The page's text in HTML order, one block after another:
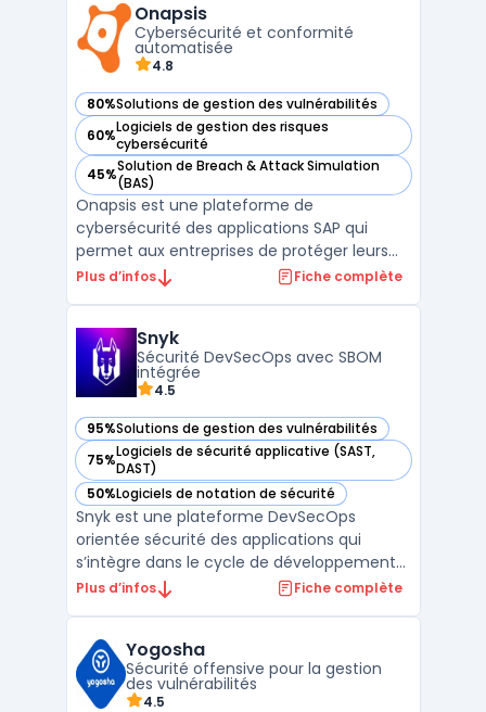
Bitbucket) et couvre de nombreux
langages et frameworks, af ...
Onapsis
Cybersécurité et conformité
automatisée
4.8
80%Solutions de gestion des vulnérabilités
— voir Onapsis dans cette catégorie
60%Logiciels de gestion des risques
cybersécurité
— voir Onapsis dans cette catégorie
45%Solution de Breach & Attack Simulation
(BAS)
— voir Onapsis dans cette catégorie
Onapsis est une plateforme de
cybersécurité des applications SAP qui
permet aux entreprises de protéger leurs
systèmes critiques contre les
comme une application certifiée, la
solution offre une surveillance en temps
rée ...
Plus d’infos Fiche complète
Snyk
Sécurité DevSecOps avec SBOM
intégrée
4.5
95%Solutions de gestion des vulnérabilités
— voir Snyk dans cette catégorie
75%Logiciels de sécurité applicative (SAST,
DAST)
— voir Snyk dans cette catégorie
50%Logiciels de notation de sécurité
— voir Snyk dans cette catégorie
Snyk est une plateforme DevSecOps
orientée sécurité des applications qui
s’intègre dans le cycle de développement
(IDE, SCM, CI/CD) pour identifier et corriger
propriétaire, l’open source et l’infrastructure
cloud, afi ...
Plus d’infos Fiche complète
Yogosha
Sécurité offensive pour la gestion
des vulnérabilités
4.5